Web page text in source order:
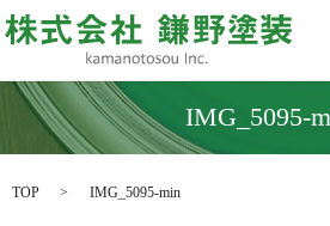
IMG_5095-
TOP IMG_5095-min